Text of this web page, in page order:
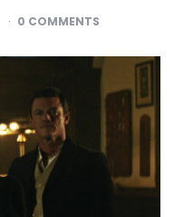
0 COMMENTS